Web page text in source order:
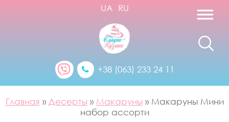
+38 (063) 233 24 11
UA RU
Главная » Десерты » Макаруны » Макаруны Мини
набор ассорти